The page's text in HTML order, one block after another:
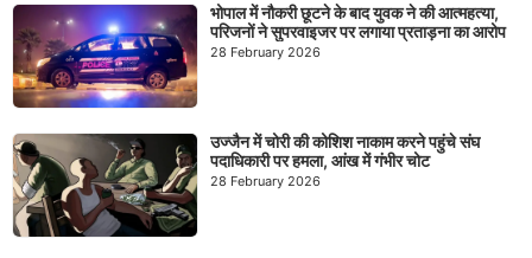
भोपाल में नौकरी छूटने के बाद युवक ने की आत्महत्या,
परिजनों ने सुपरवाइजर पर लगाया प्रताड़ना का आरोप
28 February 2026
उज्जैन में चोरी की कोशिश नाकाम करने पहुंचे संघ
पदाधिकारी पर हमला, आंख में गंभीर चोट
28 February 2026